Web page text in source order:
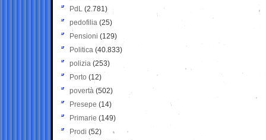
PdL (2.781)
pedofilia (25)
Pensioni (129)
Politica (40.833)
polizia (253)
Porto (12)
povertà (502)
Presepe (14)
Primarie (149)
Prodi (52)